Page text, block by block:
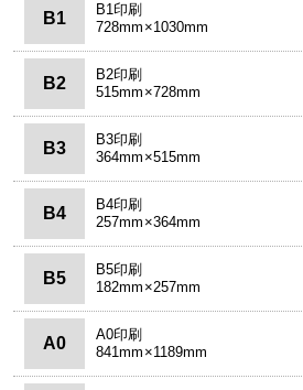
B1
B1印刷
728mm×1030mm
B2
B2印刷
515mm×728mm
B3
B3印刷
364mm×515mm
B4
B4印刷
257mm×364mm
B5
B5印刷
182mm×257mm
A0
A0印刷
841mm×1189mm